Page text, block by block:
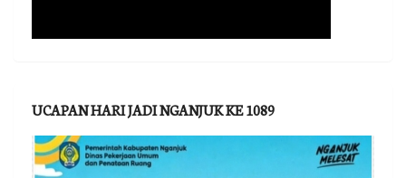
UCAPAN HARI JADI NGANJUK KE 1089